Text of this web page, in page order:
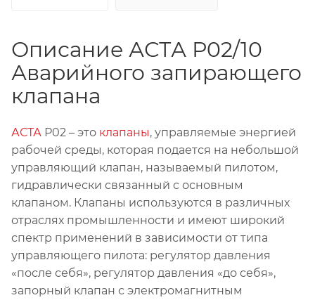
Описание АСТА Р02/10
Аварийного запирающего
клапана
АСТА Р02 – это клапаны, управляемые энергией
рабочей среды, которая подается на небольшой
управляющий клапан, называемый пилотом,
гидравлически связанный с основным
клапаном. Клапаны используются в различных
отраслях промышленности и имеют широкий
спектр применений в зависимости от типа
управляющего пилота: регулятор давления
«после себя», регулятор давления «до себя»,
запорный клапан с электромагнитным